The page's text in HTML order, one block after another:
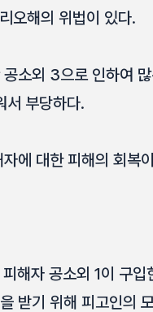
오해의 위법이 있다.
소외 3으로 인하여
서 부당하다.
에 대한 피해의 회복
해자 공소외 1이 구
받기 위해 피고인의